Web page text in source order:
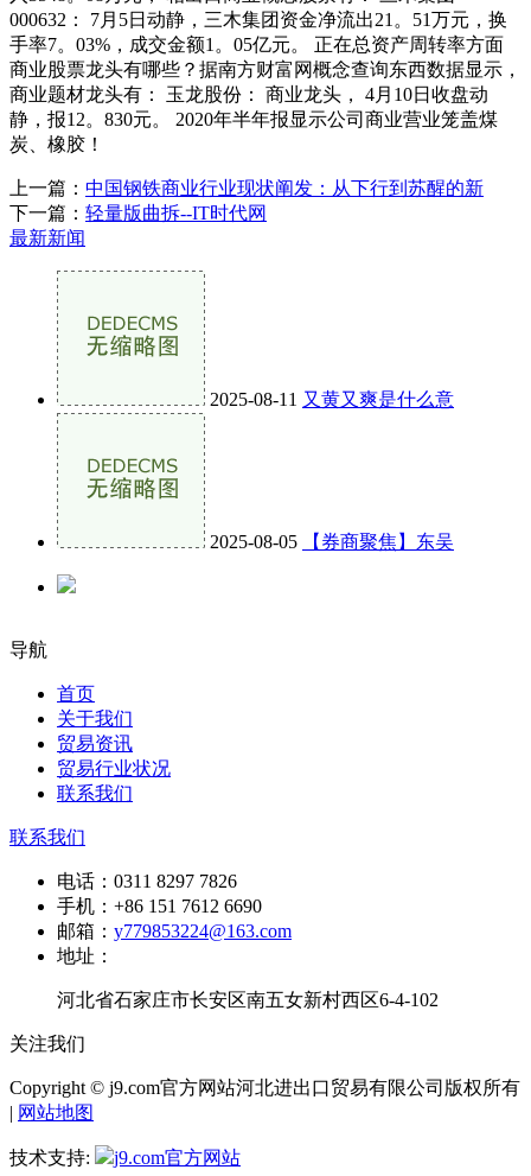
000632： 7月5日动静，三木集团资金净流出21。51万元，换
手率7。03%，成交金额1。05亿元。 正在总资产周转率方面
商业股票龙头有哪些？据南方财富网概念查询东西数据显示，
商业题材龙头有： 玉龙股份： 商业龙头， 4月10日收盘动
静，报12。830元。 2020年半年报显示公司商业营业笼盖煤
炭、橡胶！
上一篇： 中国钢铁商业行业现状阐发：从下行到苏醒的新
下一篇： 轻量版曲拆--IT时代网
最新新闻
2025-08-11 又黄又爽是什么意
2025-08-05 【券商聚焦】东吴
导航
首页
关于我们
贸易资讯
贸易行业状况
联系我们
联系我们
电话： 0311 8297 7826
手机： +86 151 7612 6690
邮箱： y779853224@163.com
地址：
河北省石家庄市长安区南五女新村西区6-4-102
关注我们
Copyright © j9.com官方网站河北进出口贸易有限公司版权所有
| 网站地图
技术支持: j9.com官方网站